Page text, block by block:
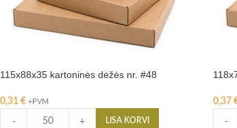
115x88x35 kartoninės dėžės nr. #48
0,31 € +PVM
- + LISA KORVI
0,37
-